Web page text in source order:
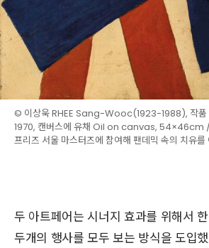
© 이상욱 RHEE Sang-Wooc(1923-1988), 작
1970, 캔버스에 유채 Oil on canvas, 54×46cm /
프리즈 서울 마스터즈에 참여해 팬데믹 속의 치유를
두 아트페어는 시너지 효과를 위해서
두개의 행사를 모두 보는 방식을 도입